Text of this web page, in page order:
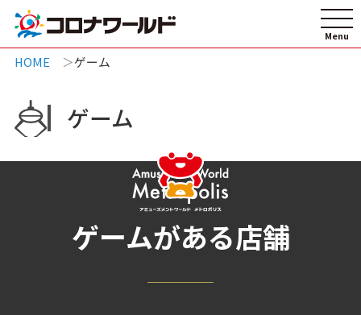
HOME ゲーム
ゲーム
ゲームがある店舗